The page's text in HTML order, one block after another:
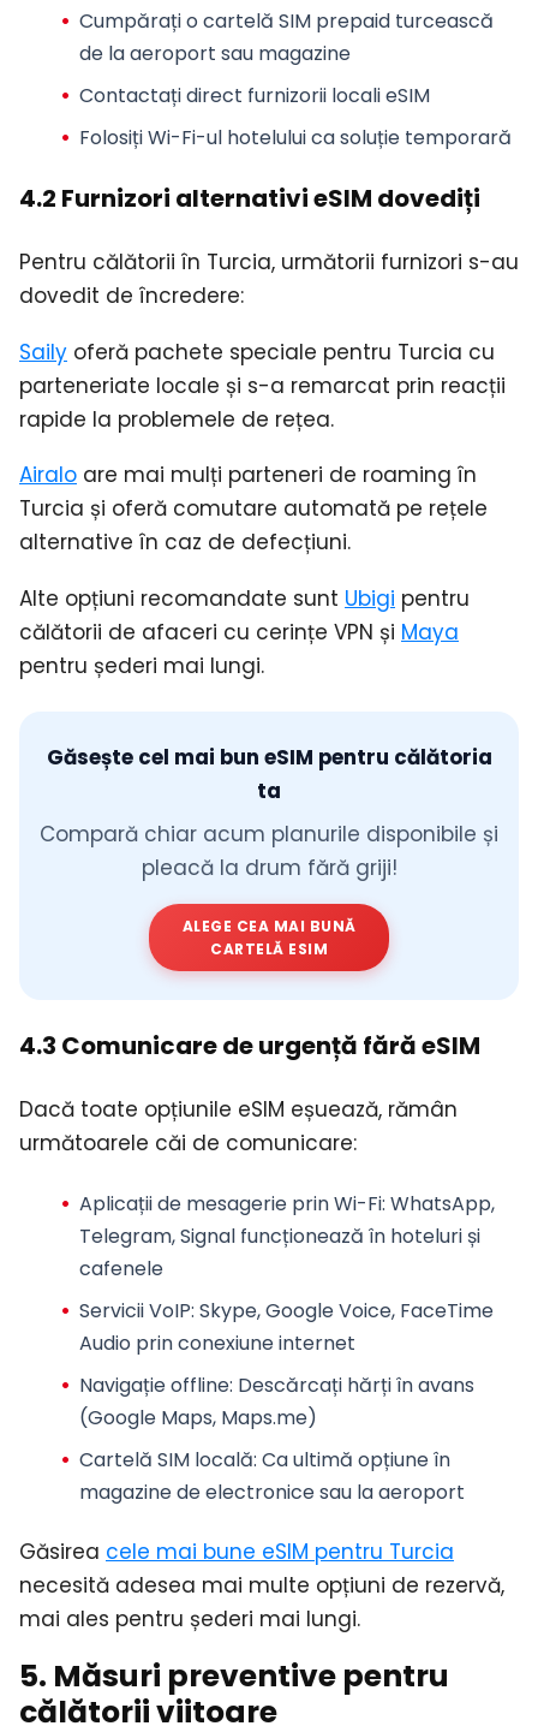
Cumpărați o cartelă SIM prepaid turcească
de la aeroport sau magazine
Contactați direct furnizorii locali eSIM
Folosiți Wi-Fi-ul hotelului ca soluție temporară
4.2 Furnizori alternativi eSIM dovediți
Pentru călătorii în Turcia, următorii furnizori s-au
dovedit de încredere:
Saily oferă pachete speciale pentru Turcia cu
parteneriate locale și s-a remarcat prin reacții
rapide la problemele de rețea.
Airalo are mai mulți parteneri de roaming în
Turcia și oferă comutare automată pe rețele
alternative în caz de defecțiuni.
Alte opțiuni recomandate sunt Ubigi pentru
călătorii de afaceri cu cerințe VPN și Maya
pentru șederi mai lungi.
Găsește cel mai bun eSIM pentru călătoria
ta
Compară chiar acum planurile disponibile și
pleacă la drum fără griji!
ALEGE CEA MAI BUNĂ
CARTELĂ ESIM
4.3 Comunicare de urgență fără eSIM
Dacă toate opțiunile eSIM eșuează, rămân
următoarele căi de comunicare:
Aplicații de mesagerie prin Wi-Fi: WhatsApp,
Telegram, Signal funcționează în hoteluri și
cafenele
Servicii VoIP: Skype, Google Voice, FaceTime
Audio prin conexiune internet
Navigație offline: Descărcați hărți în avans
(Google Maps, Maps.me)
Cartelă SIM locală: Ca ultimă opțiune în
magazine de electronice sau la aeroport
Găsirea cele mai bune eSIM pentru Turcia
necesită adesea mai multe opțiuni de rezervă,
mai ales pentru șederi mai lungi.
5. Măsuri preventive pentru
călătorii viitoare